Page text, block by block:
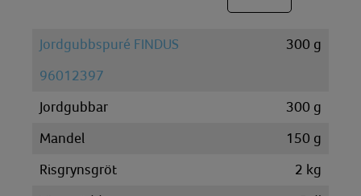
Jordgubbspuré FINDUS
96012397
300 g
Jordgubbar 300 g
Mandel
150 g
Risgrynsgröt
2 kg